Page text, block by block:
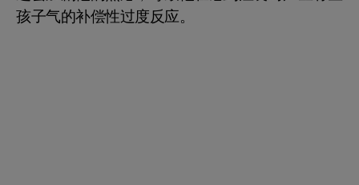
孩子气的补偿性过度反应。